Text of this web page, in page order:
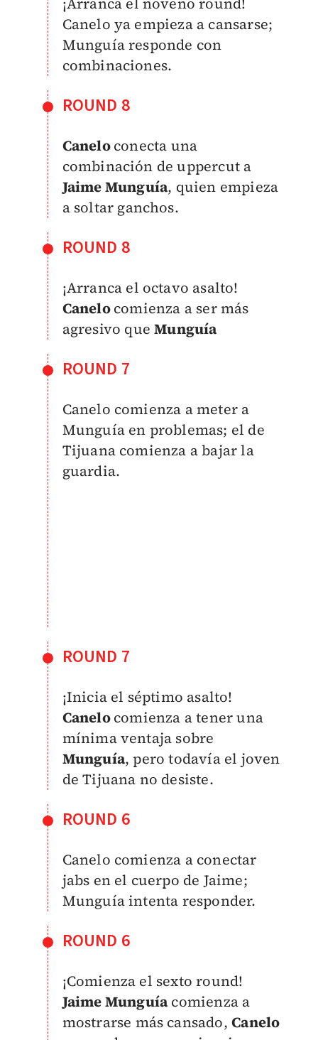
Canelo ya empieza a cansarse;
Munguía responde con
combinaciones.
ROUND 8
Caneloconecta una
combinación de uppercut a
Jaime Munguía, quien empieza
a soltar ganchos.
ROUND 8
¡Arranca el octavo asalto!
Canelocomienza a ser más
agresivo queMunguía
ROUND 7
Canelo comienza a meter a
Munguía en problemas; el de
Tijuana comienza a bajar la
guardia.
ROUND 7
¡Inicia el séptimo asalto!
Canelocomienza a tener una
mínima ventaja sobre
Munguía, pero todavía el joven
de Tijuana no desiste.
ROUND 6
Canelo comienza a conectar
jabs en el cuerpo de Jaime;
Munguía intenta responder.
ROUND 6
¡Comienza el sexto round!
Jaime Munguíacomienza a
mostrarse más cansado,Canelo